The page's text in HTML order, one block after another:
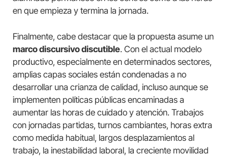
en que empieza y termina la jornada.
Finalmente, cabe destacar que la propuesta asume un
marco discursivo discutible. Con el actual modelo
productivo, especialmente en determinados sectores,
amplias capas sociales están condenadas a no
desarrollar una crianza de calidad, incluso aunque se
implementen políticas públicas encaminadas a
aumentar las horas de cuidado y atención. Trabajos
con jornadas partidas, turnos cambiantes, horas extra
como medida habitual, largos desplazamientos al
trabajo, la inestabilidad laboral, la creciente movilidad